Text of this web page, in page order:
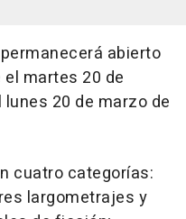
abierto
martes 20 de
20 de marzo de
cuatro categorías:
largometrajes y